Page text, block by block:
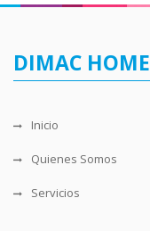
DIMAC HOME
Inicio
Quienes Somos
Servicios